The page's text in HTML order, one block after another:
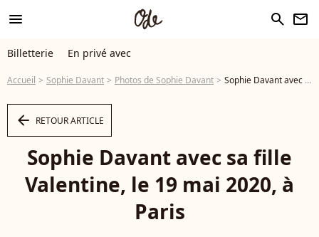
menu search newsletter
Billetterie En privé avec
Accueil Sophie Davant Photos de Sophie Davant Sophie Davant avec sa fille Valentine, le 19 mai 2020, à Paris - Photo
arrow_left RETOUR ARTICLE
Sophie Davant avec sa fille
Valentine, le 19 mai 2020, à
Paris